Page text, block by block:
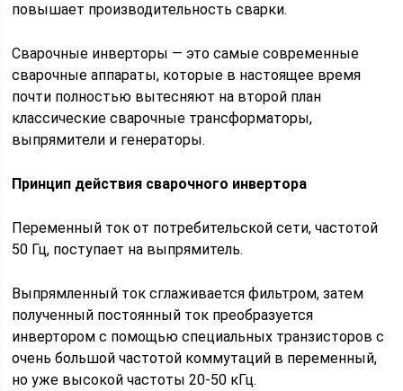
повышает производительность сварки.
Сварочные инверторы — это самые современные
сварочные аппараты, которые в настоящее время
почти полностью вытесняют на второй план
классические сварочные трансформаторы,
выпрямители и генераторы.
Принцип действия сварочного инвертора
Переменный ток от потребительской сети, частотой
50 Гц, поступает на выпрямитель.
Выпрямленный ток сглаживается фильтром, затем
полученный постоянный ток преобразуется
инвертором с помощью специальных транзисторов с
очень большой частотой коммутаций в переменный,
но уже высокой частоты 20-50 кГц.